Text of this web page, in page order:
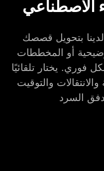
الاصطناعي
بتحويل قصصك
أو المخططات
فوري. يختار تلقائيًا
والتوقيت